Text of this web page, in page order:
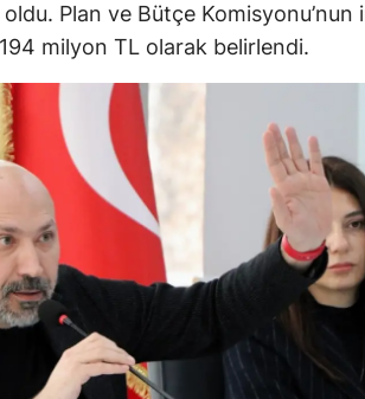
Kilis
Osmaniye
Düzce
Plan ve Bütçe Komisyonu’nun
milyon TL olarak belirlendi.